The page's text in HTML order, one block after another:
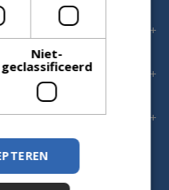
Niet-
geclassificeerd